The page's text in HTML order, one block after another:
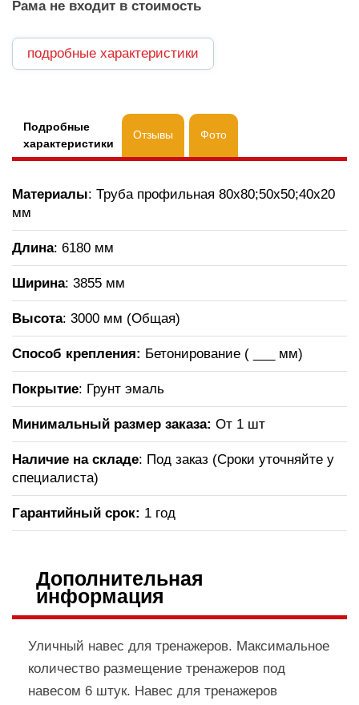
Рама не входит в стоимость
подробные характеристики
Подробные
характеристики
Отзывы Фото
Материалы: Труба профильная 80х80;50х50;40х20
мм
Длина: 6180 мм
Ширина: 3855 мм
Высота: 3000 мм (Общая)
Способ крепления: Бетонирование ( ___ мм)
Покрытие: Грунт эмаль
Минимальный размер заказа: От 1 шт
Наличие на складе: Под заказ (Сроки уточняйте у
специалиста)
Гарантийный срок: 1 год
Дополнительная
информация
Уличный навес для тренажеров. Максимальное
количество размещение тренажеров под
навесом 6 штук. Навес для тренажеров